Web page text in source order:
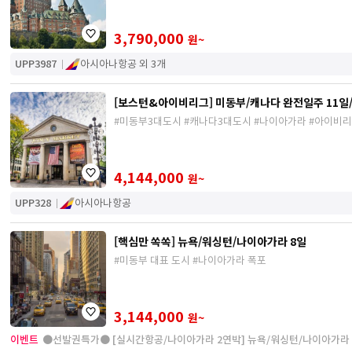
3,790,000 원~
UPP3987 아시아나항공 외 3개
[보스턴&아이비리그] 미동부/캐나다 완전일주 11
#미동부3대도시 #캐나다3대도시 #나이아가라 #아이비
4,144,000 원~
UPP328 아시아나항공
[핵심만 쏙쏙] 뉴욕/워싱턴/나이아가라 8일
#미동부 대표 도시 #나이아가라 폭포
3,144,000 원~
이벤트 ●선발권특가● [실시간항공/나이아가라 2연박] 뉴욕/워싱턴/나이아가라